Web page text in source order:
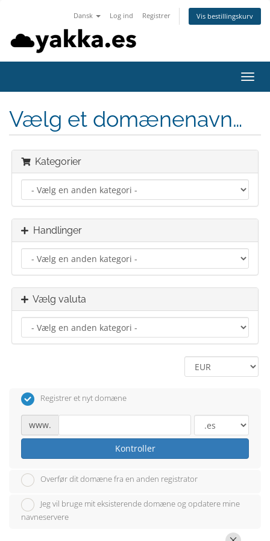
Dansk Log ind Registrer Vis bestillingskurv
Skift
Vælg et domænenavn…
Kategorier
Handlinger
Vælg valuta
Registrer et nyt domæne
www.
Kontroller
Overfør dit domæne fra en anden registrator
Jeg vil bruge mit eksisterende domæne og opdatere mine
navneservere